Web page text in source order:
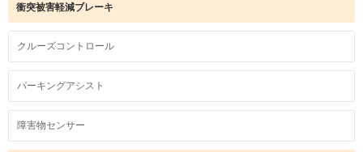
衝突被害軽減ブレーキ
クルーズコントロール
パーキングアシスト
障害物センサー